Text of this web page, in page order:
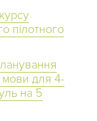
пілотного
мови для 4-
на 5